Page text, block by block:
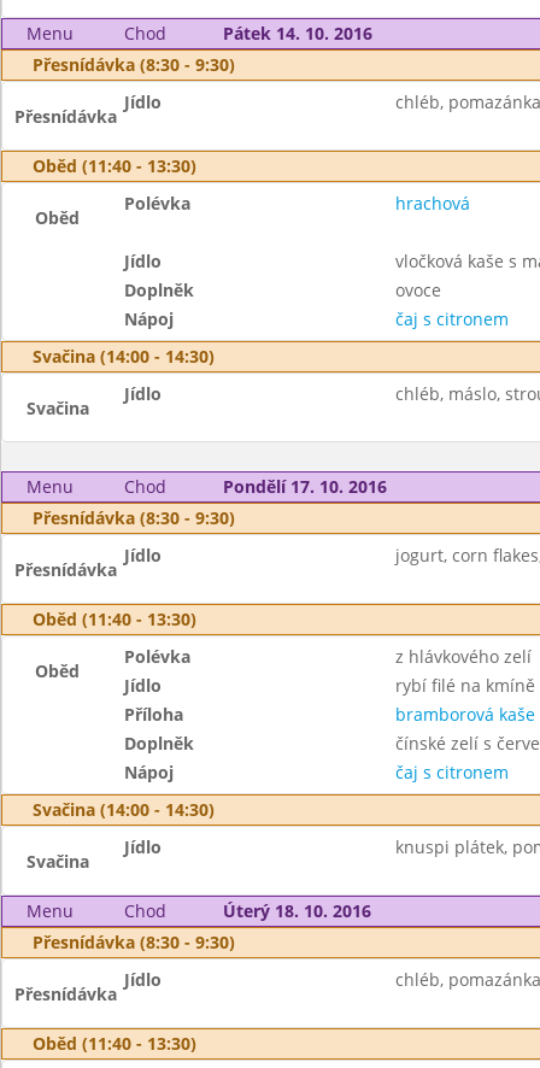
Menu Chod
Pátek 14. 10. 2016
Přesnídávka (8:30 - 9:30)
Přesnídávka
Jídlo chléb,
Oběd (11:40 - 13:30)
Oběd
Polévka hrachová
Jídlo
vločková kaše s
Doplněk
ovoce
Nápoj
čaj s citronem
Svačina (14:00 - 14:30)
Svačina
Jídlo chléb, máslo,
Menu Chod
Pondělí 17. 10. 2016
Přesnídávka (8:30 - 9:30)
Přesnídávka
Jídlo jogurt, corn
Oběd (11:40 - 13:30)
Oběd
Polévka
z hlávkového zelí
Jídlo
rybí filé na kmíně
Příloha
bramborová kaše
Doplněk
čínské zelí s
Nápoj
čaj s citronem
Svačina (14:00 - 14:30)
Svačina
Jídlo knuspi plátek,
Menu Chod
Úterý 18. 10. 2016
Přesnídávka (8:30 - 9:30)
Přesnídávka
Jídlo chléb,
Oběd (11:40 - 13:30)